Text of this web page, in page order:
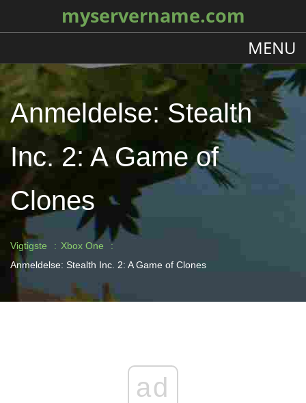
myservername.com
MENU
Anmeldelse: Stealth
Inc. 2: A Game of
Clones
Vigtigste
Xbox One
Anmeldelse: Stealth Inc. 2: A Game of Clones
ad